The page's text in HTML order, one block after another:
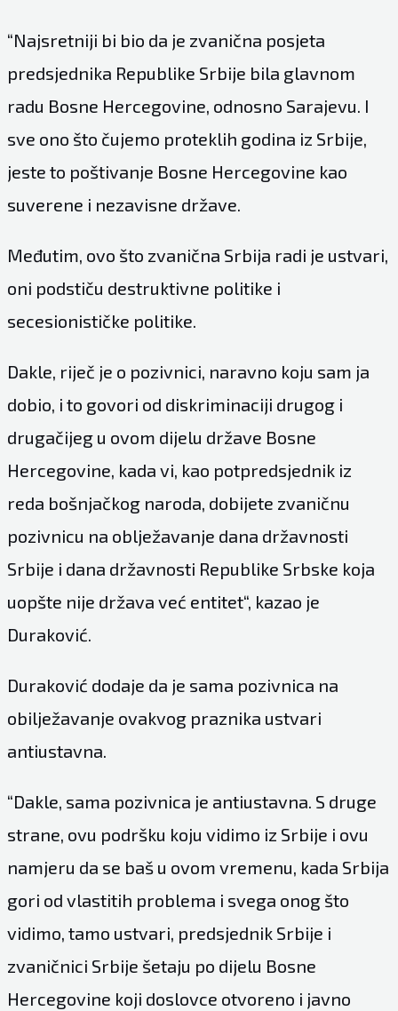
“Najsretniji bi bio da je zvanična posjeta
predsjednika Republike Srbije bila glavnom
radu Bosne Hercegovine, odnosno Sarajevu. I
sve ono što čujemo proteklih godina iz Srbije,
jeste to poštivanje Bosne Hercegovine kao
suverene i nezavisne države.
Međutim, ovo što zvanična Srbija radi je ustvari,
oni podstiču destruktivne politike i
secesionističke politike.
Dakle, riječ je o pozivnici, naravno koju sam ja
dobio, i to govori od diskriminaciji drugog i
drugačijeg u ovom dijelu države Bosne
Hercegovine, kada vi, kao potpredsjednik iz
reda bošnjačkog naroda, dobijete zvaničnu
pozivnicu na oblježavanje dana državnosti
Srbije i dana državnosti Republike Srbske koja
uopšte nije država već entitet“, kazao je
Duraković.
Duraković dodaje da je sama pozivnica na
obilježavanje ovakvog praznika ustvari
antiustavna.
“Dakle, sama pozivnica je antiustavna. S druge
strane, ovu podršku koju vidimo iz Srbije i ovu
namjeru da se baš u ovom vremenu, kada Srbija
gori od vlastitih problema i svega onog što
vidimo, tamo ustvari, predsjednik Srbije i
zvaničnici Srbije šetaju po dijelu Bosne
Hercegovine koji doslovce otvoreno i javno